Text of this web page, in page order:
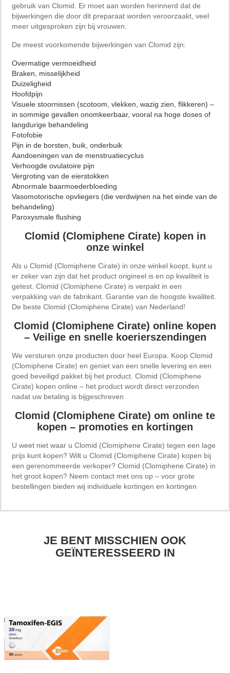
gebruik van Clomid. Er moet aan worden herinnerd dat de
bijwerkingen die door dit preparaat worden veroorzaakt, veel
meer uitgesproken zijn bij vrouwen.
De meest voorkomende bijwerkingen van Clomid zijn:
Overmatige vermoeidheid
Braken, misselijkheid
Duizeligheid
Hoofdpijn
Visuele stoornissen (scotoom, vlekken, wazig zien, flikkeren) –
in sommige gevallen onomkeerbaar, vooral na hoge doses of
langdurige behandeling
Fotofobie
Pijn in de borsten, buik, onderbuik
Aandoeningen van de menstruatiecyclus
Verhoogde ovulatoire pijn
Vergroting van de eierstokken
Abnormale baarmoederbloeding
Vasomotorische opvliegers (die verdwijnen na het einde van de
behandeling)
Paroxysmale flushing
Clomid (Clomiphene Cirate) kopen in
onze winkel
Als u Clomid (Clomiphene Cirate) in onze winkel koopt, kunt u
er zeker van zijn dat het product origineel is en op kwaliteit is
getest. Clomid (Clomiphene Cirate) is verpakt in een
verpakking van de fabrikant. Garantie van de hoogste kwaliteit.
De beste Clomid (Clomiphene Cirate) van Nederland!
Clomid (Clomiphene Cirate) online kopen
– Veilige en snelle koerierszendingen
We versturen onze producten door heel Europa. Koop Clomid
(Clomiphene Cirate) en geniet van een snelle levering en een
goed beveiligd pakket bij het product. Clomid (Clomiphene
Cirate) kopen online – het product wordt direct verzonden
nadat uw betaling is bijgeschreven
Clomid (Clomiphene Cirate) om online te
kopen – promoties en kortingen
U weet niet waar u Clomid (Clomiphene Cirate) tegen een lage
prijs kunt kopen? Wilt u Clomid (Clomiphene Cirate) kopen bij
een gerenommeerde verkoper? Clomid (Clomiphene Cirate) in
het groot kopen? Neem contact met ons op – voor grote
bestellingen bieden wij individuele kortingen en kortingen
JE BENT MISSCHIEN OOK
GEÏNTERESSEERD IN